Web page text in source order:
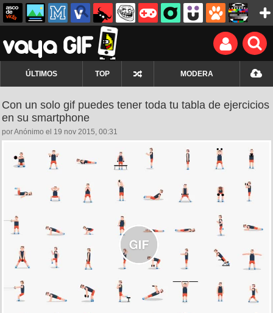
ÚLTIMOS TOP MODERA
Con un solo gif puedes tener toda tu tabla de ejercicios
en su smartphone
por Anónimo el 19 nov 2015, 00:31